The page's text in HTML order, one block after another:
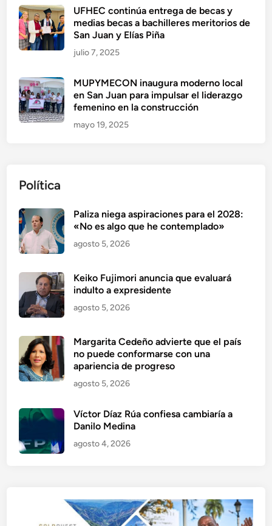
UFHEC continúa entrega de becas y
medias becas a bachilleres meritorios de
San Juan y Elías Piña
julio 7, 2025
MUPYMECON inaugura moderno local
en San Juan para impulsar el liderazgo
femenino en la construcción
mayo 19, 2025
Política
Paliza niega aspiraciones para el 2028:
«No es algo que he contemplado»
agosto 5, 2026
Keiko Fujimori anuncia que evaluará
indulto a expresidente
agosto 5, 2026
Margarita Cedeño advierte que el país
no puede conformarse con una
apariencia de progreso
agosto 5, 2026
Víctor Díaz Rúa confiesa cambiaría a
Danilo Medina
agosto 4, 2026